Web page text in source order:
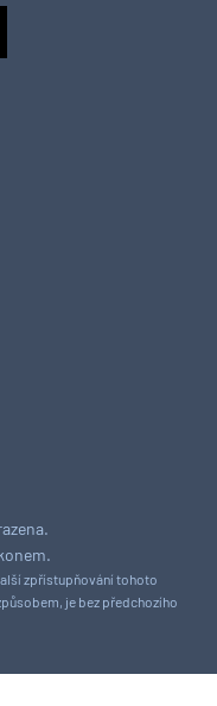
zpřístupňování tohoto
je bez předchozího